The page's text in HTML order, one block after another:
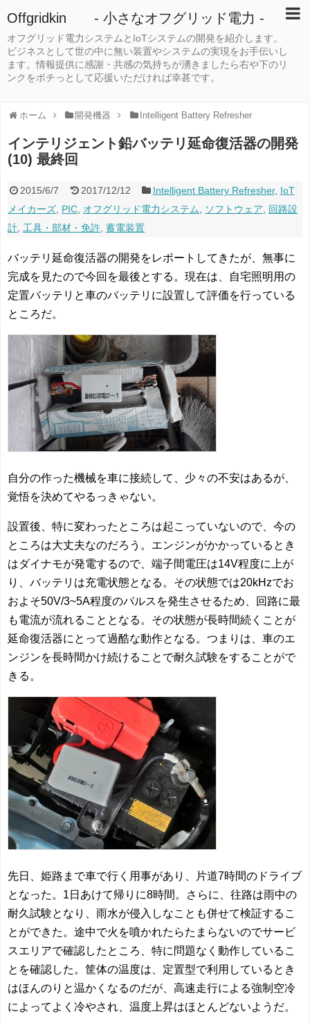
Offgridkin - 小さなオフグリッド電力 -
オフグリッド電力システムとIoTシステムの開発を紹介します。
ビジネスとして世の中に無い装置やシステムの実現をお手伝いし
ます。情報提供に感謝・共感の気持ちが湧きましたら右や下のリ
ンクをポチっとして応援いただければ幸甚です。
ホーム 開発機器 Intelligent Battery Refresher
インテリジェント鉛バッテリ延命復活器の開発
(10) 最終回
2015/6/7 2017/12/12 Intelligent Battery Refresher, IoT
メイカーズ PIC オフグリッド電力システム ソフトウェア
回路設
計 工具・部材・免許 蓄電装置
バッテリ延命復活器の開発をレポートしてきたが、無事に
完成を見たので今回を最後とする。現在は、自宅照明用の
定置バッテリと車のバッテリに設置して評価を行っている
ところだ。
自分の作った機械を車に接続して、少々の不安はあるが、
覚悟を決めてやるっきゃない。
設置後、特に変わったところは起こっていないので、今の
ところは大丈夫なのだろう。エンジンがかかっているとき
はダイナモが発電するので、端子間電圧は14V程度に上が
り、バッテリは充電状態となる。その状態では20kHzでお
およそ50V/3~5A程度のパルスを発生させるため、回路に最
も電流が流れることとなる。その状態が長時間続くことが
延命復活器にとって過酷な動作となる。つまりは、車のエ
ンジンを長時間かけ続けることで耐久試験をすることがで
きる。
先日、姫路まで車で行く用事があり、片道7時間のドライブ
となった。1日あけて帰りに8時間。さらに、往路は雨中の
耐久試験となり、雨水が侵入しなことも併せて検証するこ
とができた。途中で火を噴かれたらたまらないのでサービ
スエリアで確認したところ、特に問題なく動作しているこ
とを確認した。筐体の温度は、定置型で利用しているとき
はほんのりと温かくなるのだが、高速走行による強制空冷
によってよく冷やされ、温度上昇はほとんどないようだ。